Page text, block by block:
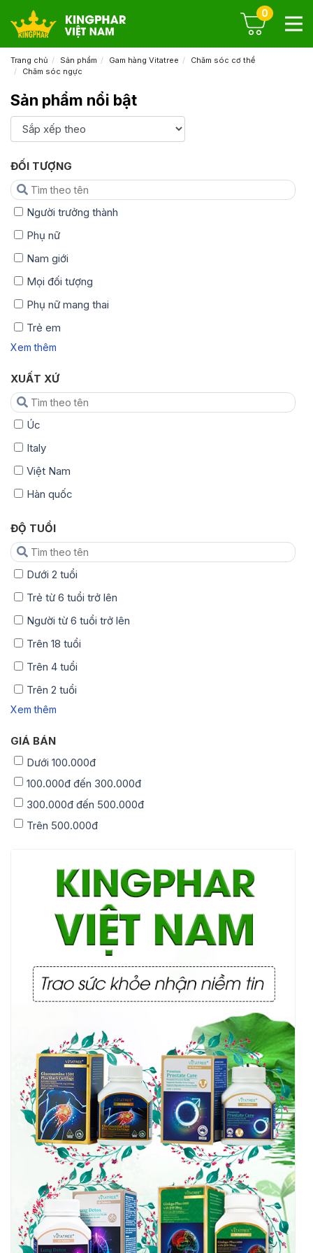
0
Trang chủ Sản phẩm Gam hàng Vitatree
Chăm sóc cơ thể
Chăm sóc ngực
ĐỐI TƯỢNG
Người trưởng thành
Phụ nữ
Nam giới
Mọi đối tượng
Phụ nữ mang thai
Trẻ em
Xem thêm
XUẤT XỨ
Úc
Italy
Việt Nam
Hàn quốc
ĐỘ TUỔI
Dưới 2 tuổi
Trẻ từ 6 tuổi trở lên
Người từ 6 tuổi trở lên
Trên 18 tuổi
Trên 4 tuổi
Trên 2 tuổi
Xem thêm
GIÁ BÁN
Dưới 100.000đ
100.000đ đến 300.000đ
300.000đ đến 500.000đ
Trên 500.000đ
Sản phẩm nổi bật